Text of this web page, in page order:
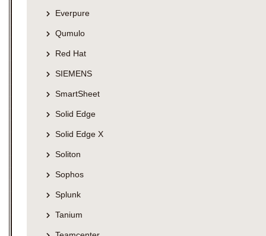
Everpure
Qumulo
Red Hat
SIEMENS
SmartSheet
Solid Edge
Solid Edge X
Soliton
Sophos
Splunk
Tanium